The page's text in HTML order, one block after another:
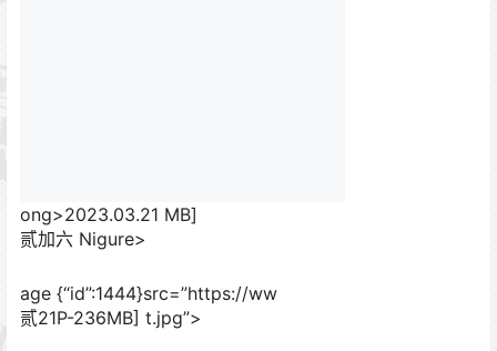
ong>2023.03.21 MB]
贰加六 Nigure>
age {“id”:1444}src=”https://ww
贰21P-236MB] t.jpg”>